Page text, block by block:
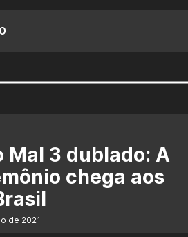
Mal 3 dublado: A
chega aos
de 2021